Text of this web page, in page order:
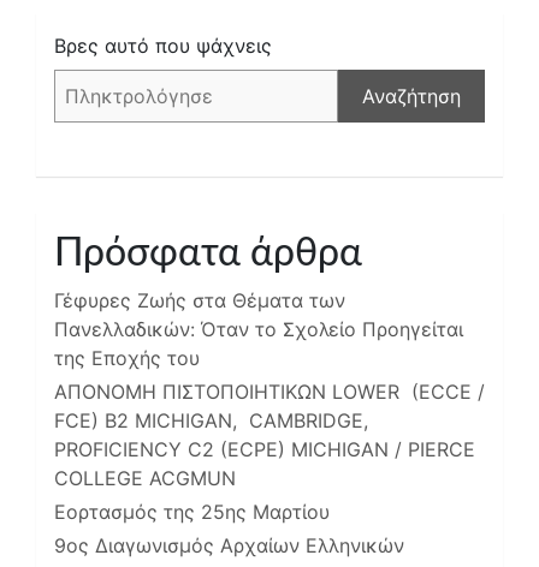
Βρες αυτό που ψάχνεις
Αναζήτηση
Πρόσφατα άρθρα
Γέφυρες Ζωής στα Θέματα των
Πανελλαδικών: Όταν το Σχολείο Προηγείται
της Εποχής του
ΑΠΟΝΟΜΗ ΠΙΣΤΟΠΟΙΗΤΙΚΩΝ LOWER (ECCE /
FCE) B2 MICHIGAN, CAMBRIDGE,
PROFICIENCY C2 (ECPE) MICHIGAN / PIERCE
COLLEGE ACGMUN
Εορτασμός της 25ης Μαρτίου
9ος Διαγωνισμός Αρχαίων Ελληνικών